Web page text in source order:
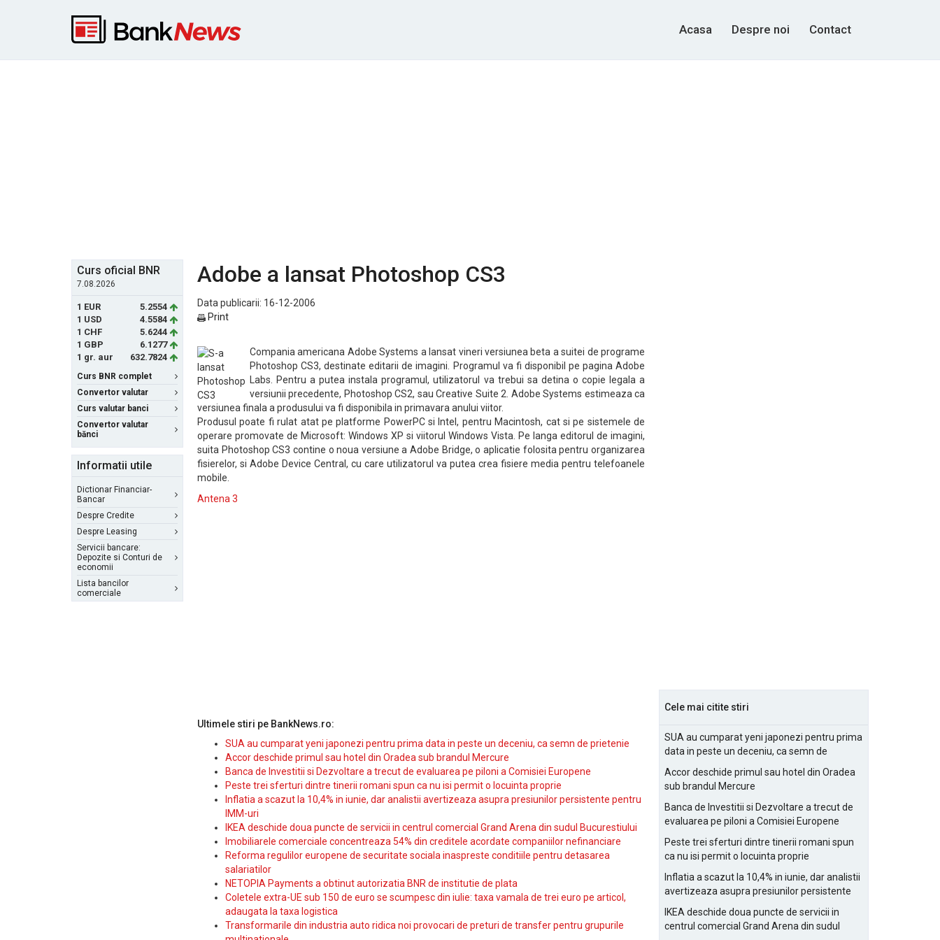
Acasa Despre noi Contact
Curs oficial BNR
7.08.2026
1 EUR
5.2554
1 USD
4.5584
1 CHF
5.6244
1 GBP
6.1277
1 gr. aur
632.7824
Curs BNR complet
Convertor valutar
Curs valutar banci
Convertor valutar
bănci
Informatii utile
Dictionar Financiar-
Bancar
Despre Credite
Despre Leasing
Servicii bancare:
Depozite si Conturi de
economii
Lista bancilor
comerciale
Adobe a lansat Photoshop CS3
Data publicarii: 16-12-2006
Print
Compania americana Adobe Systems a lansat vineri versiunea beta a suitei de programe
Photoshop CS3, destinate editarii de imagini. Programul va fi disponibil pe pagina Adobe
Labs. Pentru a putea instala programul, utilizatorul va trebui sa detina o copie legala a
versiunii precedente, Photoshop CS2, sau Creative Suite 2. Adobe Systems estimeaza ca
versiunea finala a produsului va fi disponibila in primavara anului viitor.
Produsul poate fi rulat atat pe platforme PowerPC si Intel, pentru Macintosh, cat si pe sistemele de
operare promovate de Microsoft: Windows XP si viitorul Windows Vista. Pe langa editorul de imagini,
suita Photoshop CS3 contine o noua versiune a Adobe Bridge, o aplicatie folosita pentru organizarea
fisierelor, si Adobe Device Central, cu care utilizatorul va putea crea fisiere media pentru telefoanele
mobile.
Antena 3
Ultimele stiri pe BankNews.ro:
SUA au cumparat yeni japonezi pentru prima data in peste un deceniu, ca semn de prietenie
Accor deschide primul sau hotel din Oradea sub brandul Mercure
Banca de Investitii si Dezvoltare a trecut de evaluarea pe piloni a Comisiei Europene
Peste trei sferturi dintre tinerii romani spun ca nu isi permit o locuinta proprie
Inflatia a scazut la 10,4% in iunie, dar analistii avertizeaza asupra presiunilor persistente pentru
IMM-uri
IKEA deschide doua puncte de servicii in centrul comercial Grand Arena din sudul Bucurestiului
Imobiliarele comerciale concentreaza 54% din creditele acordate companiilor nefinanciare
Reforma regulilor europene de securitate sociala inaspreste conditiile pentru detasarea
salariatilor
NETOPIA Payments a obtinut autorizatia BNR de institutie de plata
Coletele extra-UE sub 150 de euro se scumpesc din iulie: taxa vamala de trei euro pe articol,
adaugata la taxa logistica
Transformarile din industria auto ridica noi provocari de preturi de transfer pentru grupurile
Cele mai citite stiri
SUA au cumparat yeni japonezi pentru prima
data in peste un deceniu, ca semn de
Accor deschide primul sau hotel din Oradea
sub brandul Mercure
Banca de Investitii si Dezvoltare a trecut de
evaluarea pe piloni a Comisiei Europene
Peste trei sferturi dintre tinerii romani spun
ca nu isi permit o locuinta proprie
Inflatia a scazut la 10,4% in iunie, dar analistii
avertizeaza asupra presiunilor persistente
IKEA deschide doua puncte de servicii in
centrul comercial Grand Arena din sudul